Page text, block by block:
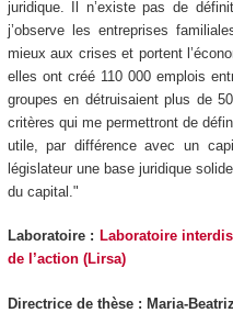
juridique. Il n’existe pas de
j’observe les entreprises
mieux aux crises et portent
elles ont créé 110 000 emplois
groupes en détruisaient plus de
critères qui me permettront de
utile, par différence avec un
législateur une base juridique
du capital."
Laboratoire : Laboratoire
de l’action (Lirsa)
Directrice de thèse : Maria-